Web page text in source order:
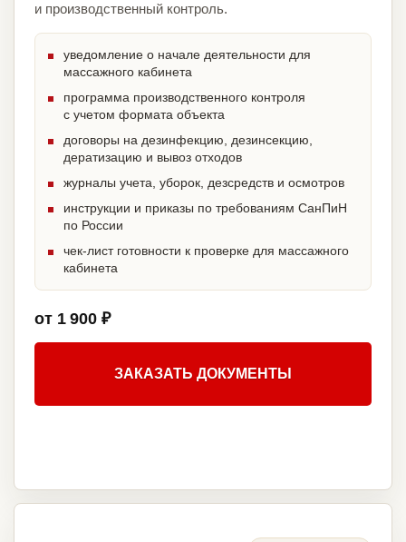
и производственный контроль.
уведомление о начале деятельности для
массажного кабинета
программа производственного контроля
с учетом формата объекта
договоры на дезинфекцию, дезинсекцию,
дератизацию и вывоз отходов
журналы учета, уборок, дезсредств и осмотров
инструкции и приказы по требованиям СанПиН
по России
чек-лист готовности к проверке для массажного
кабинета
от 1 900 ₽
ЗАКАЗАТЬ ДОКУМЕНТЫ